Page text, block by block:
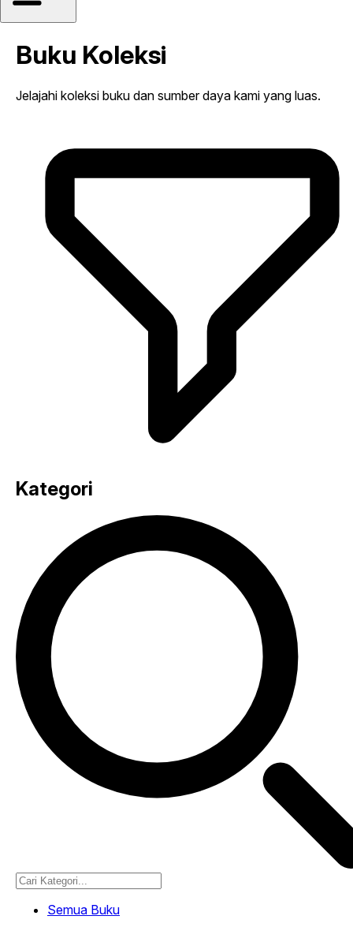
Buku Koleksi
Jelajahi koleksi buku dan sumber daya kami yang luas.
Kategori
Semua Buku